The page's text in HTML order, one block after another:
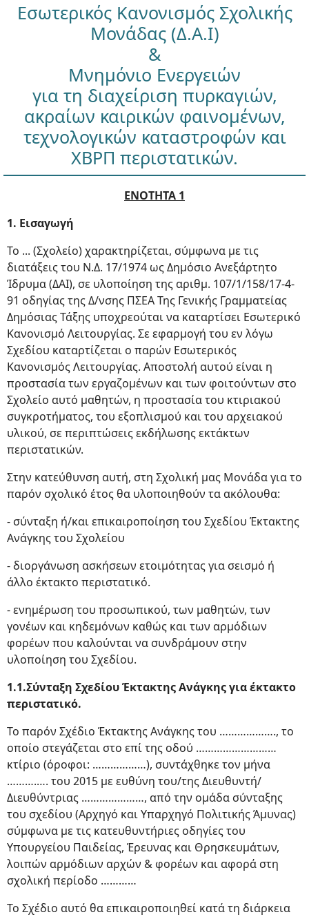
Εσωτερικός Κανονισμός Σχολικής
Μονάδας (Δ.Α.Ι)
&
Μνημόνιο Ενεργειών
για τη διαχείριση πυρκαγιών,
ακραίων καιρικών φαινομένων,
τεχνολογικών καταστροφών και
ΧΒΡΠ περιστατικών.
ΕΝΟΤΗΤΑ 1
1. Εισαγωγή
Το ... (Σχολείο) χαρακτηρίζεται, σύμφωνα με τις
διατάξεις του Ν.Δ. 17/1974 ως Δημόσιο Ανεξάρτητο
Ίδρυμα (ΔΑΙ), σε υλοποίηση της αριθμ. 107/1/158/17-4-
91 οδηγίας της Δ/νσης ΠΣΕΑ Της Γενικής Γραμματείας
Δημόσιας Τάξης υποχρεούται να καταρτίσει Εσωτερικό
Κανονισμό Λειτουργίας. Σε εφαρμογή του εν λόγω
Σχεδίου καταρτίζεται ο παρών Εσωτερικός
Κανονισμός Λειτουργίας. Αποστολή αυτού είναι η
προστασία των εργαζομένων και των φοιτούντων στο
Σχολείο αυτό μαθητών, η προστασία του κτιριακού
συγκροτήματος, του εξοπλισμού και του αρχειακού
υλικού, σε περιπτώσεις εκδήλωσης εκτάκτων
περιστατικών.
Στην κατεύθυνση αυτή, στη Σχολική μας Μονάδα για το
παρόν σχολικό έτος θα υλοποιηθούν τα ακόλουθα:
- σύνταξη ή/και επικαιροποίηση του Σχεδίου Έκτακτης
Ανάγκης του Σχολείου
- διοργάνωση ασκήσεων ετοιμότητας για σεισμό ή
άλλο έκτακτο περιστατικό.
- ενημέρωση του προσωπικού, των μαθητών, των
γονέων και κηδεμόνων καθώς και των αρμόδιων
φορέων που καλούνται να συνδράμουν στην
υλοποίηση του Σχεδίου.
1.1.Σύνταξη Σχεδίου Έκτακτης Ανάγκης για έκτακτο
περιστατικό.
Το παρόν Σχέδιο Έκτακτης Ανάγκης του ………………., το
οποίο στεγάζεται στο επί της οδού ………………………
κτίριο (όροφοι: ………………), συντάχθηκε τον μήνα
……….…. του 2015 με ευθύνη του/της Διευθυντή/
Διευθύντριας …………………, από την ομάδα σύνταξης
του σχεδίου (Αρχηγό και Υπαρχηγό Πολιτικής Άμυνας)
σύμφωνα με τις κατευθυντήριες οδηγίες του
Υπουργείου Παιδείας, Έρευνας και Θρησκευμάτων,
λοιπών αρμόδιων αρχών & φορέων και αφορά στη
σχολική περίοδο …………
Το Σχέδιο αυτό θα επικαιροποιηθεί κατά τη διάρκεια